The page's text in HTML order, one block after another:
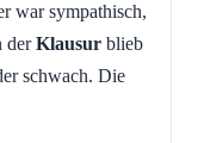
war sympathisch,
derKlausur blieb
schwach. Die